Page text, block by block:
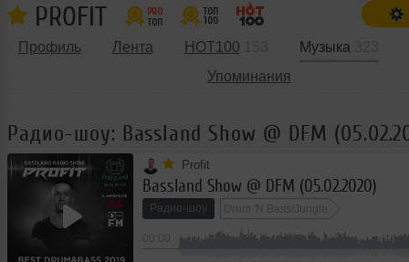
PROFIT
Профиль Лента HOT100 Музыка
Упоминания
Радио-шоу: Bassland Show @ DFM
Profit
Bassland Show @ DFM (05.02.2020)
Радио-шоу Drum 'N Bass/Jungle